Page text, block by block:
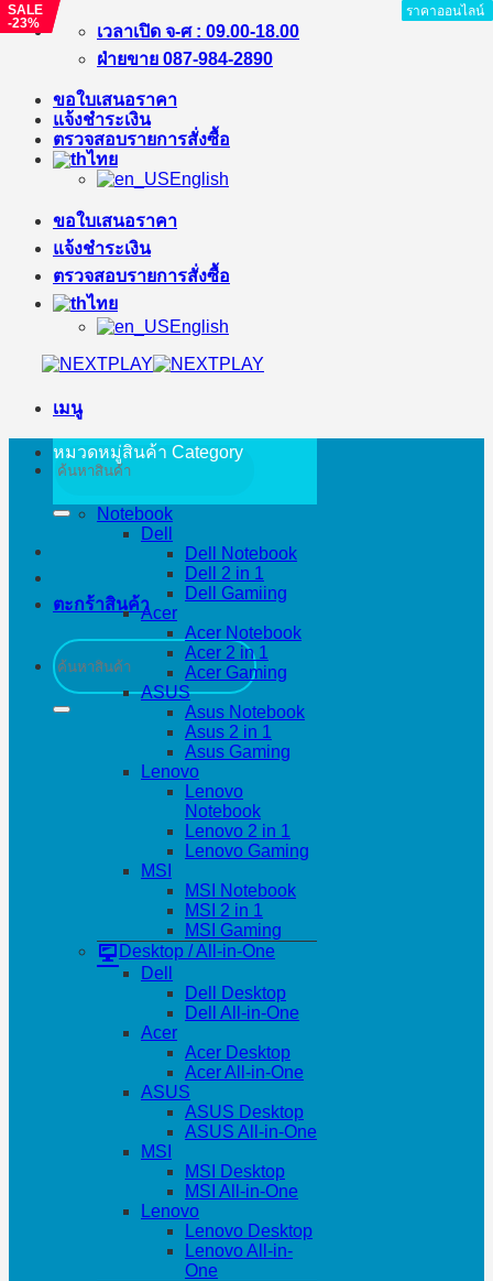
ข้าม
เนื้อหา
เวลาเปิด จ-ศ : 09.00-18.00
ฝ่ายขาย 087-984-2890
ขอใบเสนอราคา
แจ้งชำระเงิน
ตรวจสอบรายการสั่งซื้อ
ไทย
English
ขอใบเสนอราคา
แจ้งชำระเงิน
ตรวจสอบรายการสั่งซื้อ
ไทย
English
เมนู
ค้นหา:
ตะกร้าสินค้า
ค้นหา:
หมวดหมู่สินค้า Category
Notebook
Dell
Dell Notebook
Dell 2 in 1
Dell Gamiing
Acer
Acer Notebook
Acer 2 in 1
Acer Gaming
ASUS
Asus Notebook
Asus 2 in 1
Asus Gaming
Lenovo
Lenovo
Notebook
Lenovo 2 in 1
Lenovo Gaming
MSI
MSI Notebook
MSI 2 in 1
MSI Gaming
Desktop / All-in-One
Dell
Dell Desktop
Dell All-in-One
Acer
Acer Desktop
Acer All-in-One
ASUS
ASUS Desktop
ASUS All-in-One
MSI
MSI Desktop
MSI All-in-One
Lenovo
Lenovo Desktop
Lenovo All-in-
One
ราคาออนไลน์
SALE
-23%
ราคาออนไลน์
ราคาออนไลน์
ราคาออนไลน์
ราคาออนไลน์
ราคาออนไลน์
ราคาออนไลน์
ราคาออนไลน์
ราคาออนไลน์
SALE
-20%